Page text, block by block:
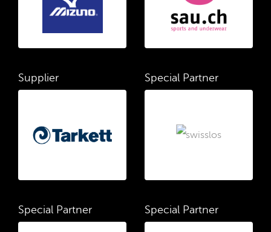
Supplier Special Partner
Special Partner Special Partner